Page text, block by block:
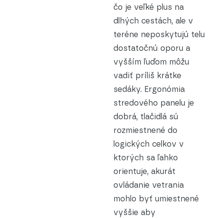
čo je veľké plus na
dlhých cestách, ale v
teréne neposkytujú telu
dostatočnú oporu a
vyšším ľuďom môžu
vadiť príliš krátke
sedáky. Ergonómia
stredového panelu je
dobrá, tlačidlá sú
rozmiestnené do
logických celkov v
ktorých sa ľahko
orientuje, akurát
ovládanie vetrania
mohlo byť umiestnené
vyššie aby